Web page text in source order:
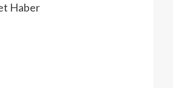
Haber